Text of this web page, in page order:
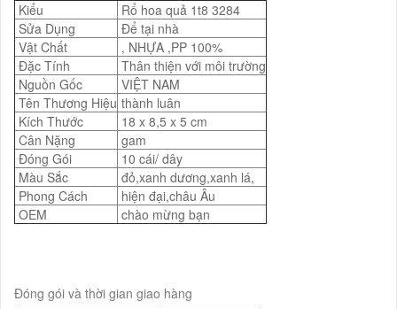
Kiểu
Rổ hoa quả 1t8 3284
Sửa Dụng
Để tại nhà
Vật Chất
, NHỰA ,PP 100%
Đặc Tính
Thân thiện với môi trường
Nguồn Gốc
VIỆT NAM
Tên Thương Hiệu thành luân
Kích Thước
18 x 8,5 x 5 cm
Cân Nặng
gam
Đóng Gói
10 cái/ dây
Màu Sắc
đỏ,xanh dương,xanh lá,
Phong Cách
hiện đại,châu Âu
OEM
chào mừng bạn
Đóng gói và thời gian giao hàng